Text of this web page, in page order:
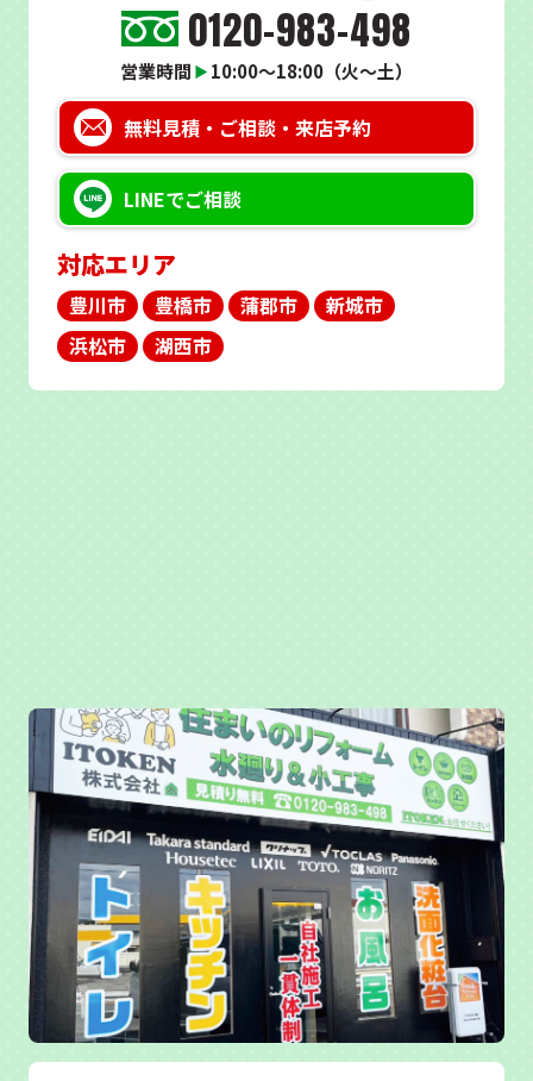
0120-983-498
営業時間 ▶ 10:00～18:00（火～土）
無料見積・ ご相談・来店予約
LINEでご相談
対応エリア
豊川市 豊橋市 蒲郡市
新城市
浜松市
湖西市